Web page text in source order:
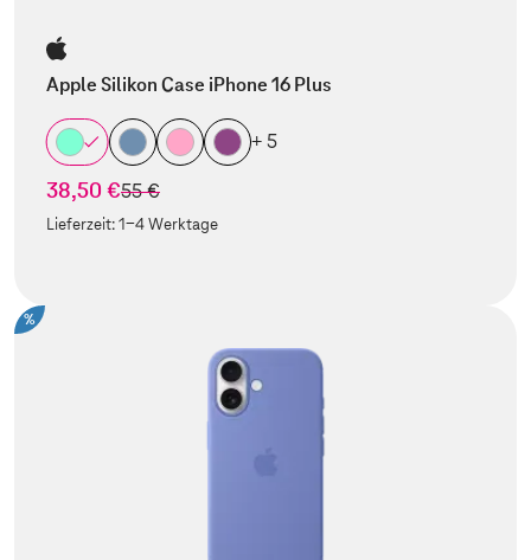
Apple Silikon Case iPhone 16 Plus
+ 5
38,50 €statt
55 €
Lieferzeit:1-4 Werktage
%